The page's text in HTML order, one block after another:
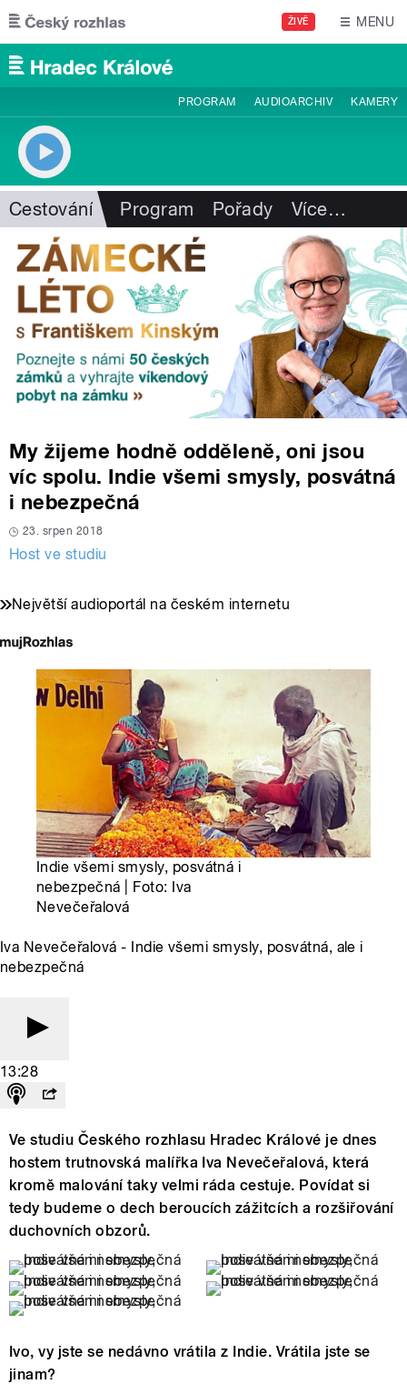
Přejít k hlavnímu obsahu
ŽIVĚ MENU
PROGRAM AUDIOARCHIV KAMERY
Cestování Program Pořady Více…
My žijeme hodně odděleně, oni jsou
víc spolu. Indie všemi smysly, posvátná
i nebezpečná
23. srpen 2018
Host ve studiu
Největší audioportál na českém internetu
Indie všemi smysly, posvátná i
nebezpečná | Foto: Iva
Nevečeřalová
Iva Nevečeřalová - Indie všemi smysly, posvátná, ale i
nebezpečná
13:28
Ve studiu Českého rozhlasu Hradec Králové je dnes
hostem trutnovská malířka Iva Nevečeřalová, která
kromě malování taky velmi ráda cestuje. Povídat si
tedy budeme o dech beroucích zážitcích a rozšiřování
duchovních obzorů.
Ivo, vy jste se nedávno vrátila z Indie. Vrátila jste se
jinam?